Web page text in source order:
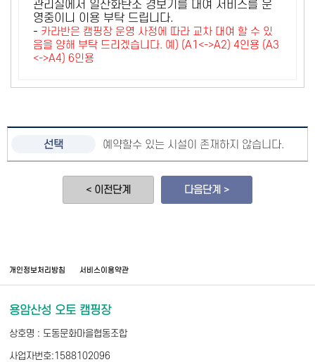
관리실에서 일산화탄소 경보기를 대여 서비스를 운
영중이니 이용 부탁 드립니다.
- 카라반은 캠핑장 운영 사정에 따라 교차 대여 할 수 있
음을 양해 부탁 드리겠습니다. 예) (A1<->A2) 4인용 (A3
<->A4) 6인용
예약할수 있는 시설이 존재하지 않습니다.
< 이전단계 다음단계 >
개인정보처리방침 서비스이용약관
용암산성 오토 캠핑장
상호명 : 도동문화마을협동조합
사업자번호:1588102096